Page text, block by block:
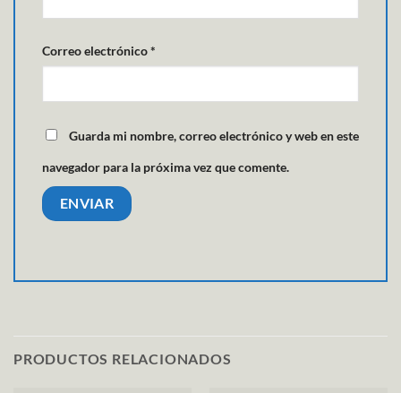
Correo electrónico*
Guarda mi nombre, correo electrónico y web en este
navegador para la próxima vez que comente.
PRODUCTOS RELACIONADOS